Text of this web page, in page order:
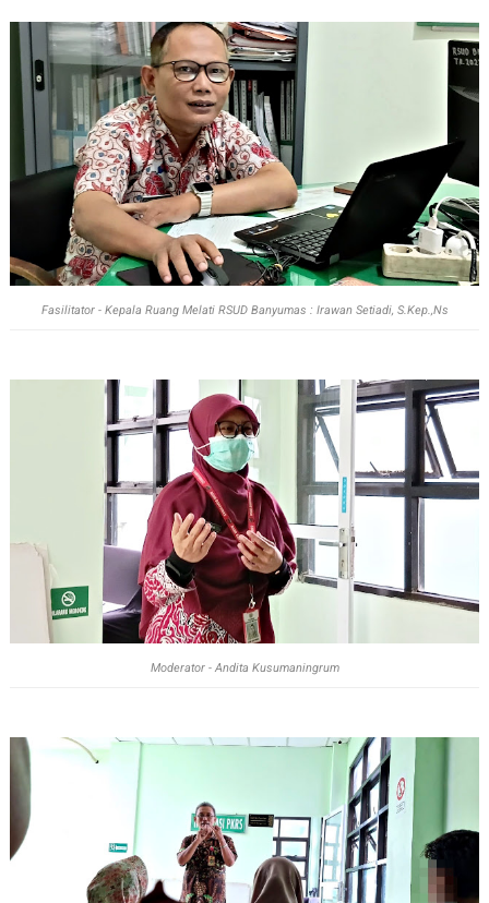
Fasilitator - Kepala Ruang Melati RSUD Banyumas : Irawan Setiadi, S.Kep.,Ns
Moderator - Andita Kusumaningrum